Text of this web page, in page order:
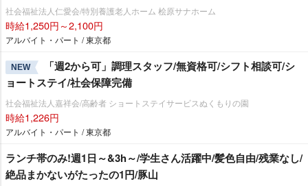
社会福祉法人仁愛会/特別養護老人ホーム 桧原サナホーム
時給1,250円～2,100円
アルバイト・パート / 東京都
NEW
「週2から可」調理スタッフ/無資格可/シフト相談可/シ
ョートステイ/社会保障完備
社会福祉法人嘉祥会/高齢者 ショートステイサービスぬくもりの園
時給1,226円
アルバイト・パート / 東京都
ランチ帯のみ!週1日～&3h～/学生さん活躍中/髪色自由/残業なし/
絶品まかないがたったの1円/豚山